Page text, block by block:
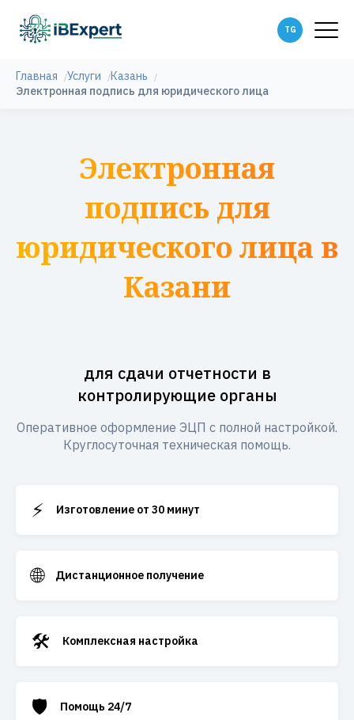
Главная Услуги
Казань
Электронная подпись для юридического лица
Электронная
подпись для
юридического лица в
Казани
для сдачи отчетности в
контролирующие органы
Оперативное оформление ЭЦП с полной настройкой.
Круглосуточная техническая помощь.
⚡ Изготовление от 30 минут
🌐 Дистанционное получение
🛠️ Комплексная настройка
🛡️ Помощь 24/7